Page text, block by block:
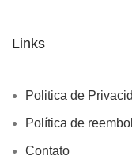
Links
Politica de
Política de
Contato